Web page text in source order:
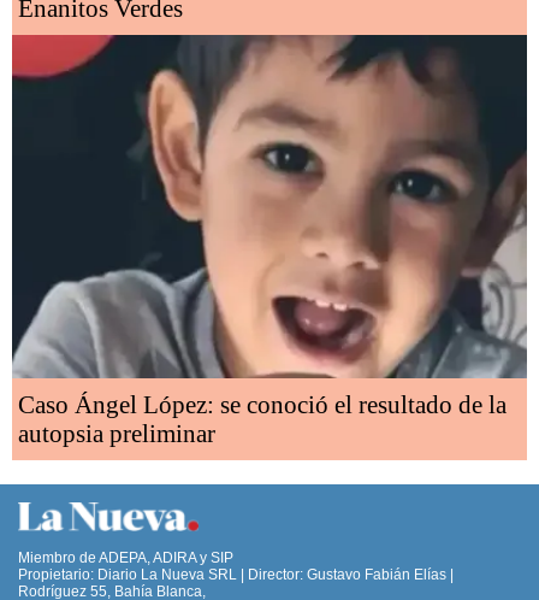
Enanitos Verdes
Caso Ángel López: se conoció el resultado de la
autopsia preliminar
Miembro de ADEPA, ADIRA y SIP
Propietario: Diario La Nueva SRL | Director: Gustavo Fabián Elías |
Rodríguez 55, Bahía Blanca,